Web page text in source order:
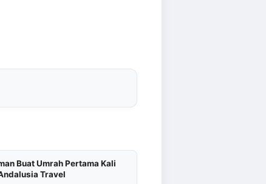
Buat Umrah Pertama Kali
Travel